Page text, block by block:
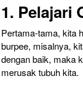
1. Pelajari
Pertama-tama, kita
burpee, misalnya,
dengan baik, maka
merusak tubuh kita.